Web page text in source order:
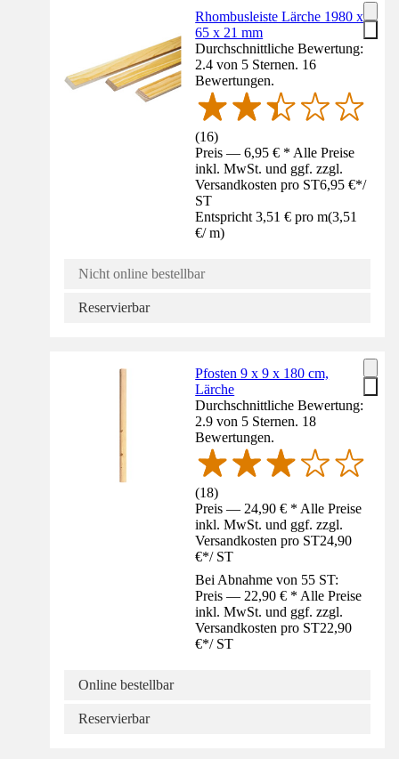
Rhombusleiste Lärche 1980 x
65 x 21 mm
Durchschnittliche Bewertung:
2.4 von 5 Sternen. 16
Bewertungen.
(16)
Preis — 6,95 € * Alle Preise
inkl. MwSt. und ggf. zzgl.
Versandkosten pro ST6,95 €*/
ST
Entspricht 3,51 € pro m(3,51
€/ m)
Nicht online bestellbar
Reservierbar
Pfosten 9 x 9 x 180 cm,
Lärche
Durchschnittliche Bewertung:
2.9 von 5 Sternen. 18
Bewertungen.
(18)
Preis — 24,90 € * Alle Preise
inkl. MwSt. und ggf. zzgl.
Versandkosten pro ST24,90
€*/ ST
Bei Abnahme von 55 ST:
Preis — 22,90 € * Alle Preise
inkl. MwSt. und ggf. zzgl.
Versandkosten pro ST22,90
€*/ ST
Online bestellbar
Reservierbar